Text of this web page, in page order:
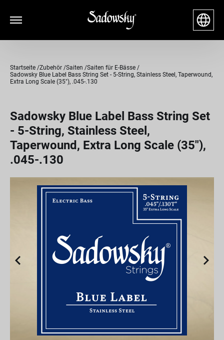
Startseite Zubehör Saiten
Saiten für E-Bässe
Sadowsky Blue Label Bass String Set - 5-String, Stainless Steel, Taperwound,
Extra Long Scale (35"), .045-.130
Sadowsky Blue Label Bass String Set
- 5-String, Stainless Steel,
Taperwound, Extra Long Scale (35"),
.045-.130